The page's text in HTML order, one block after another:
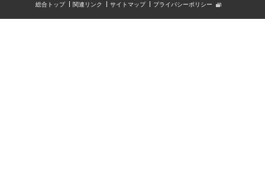
総合トップ 関連リンク サイトマップ プライバシーポリシー